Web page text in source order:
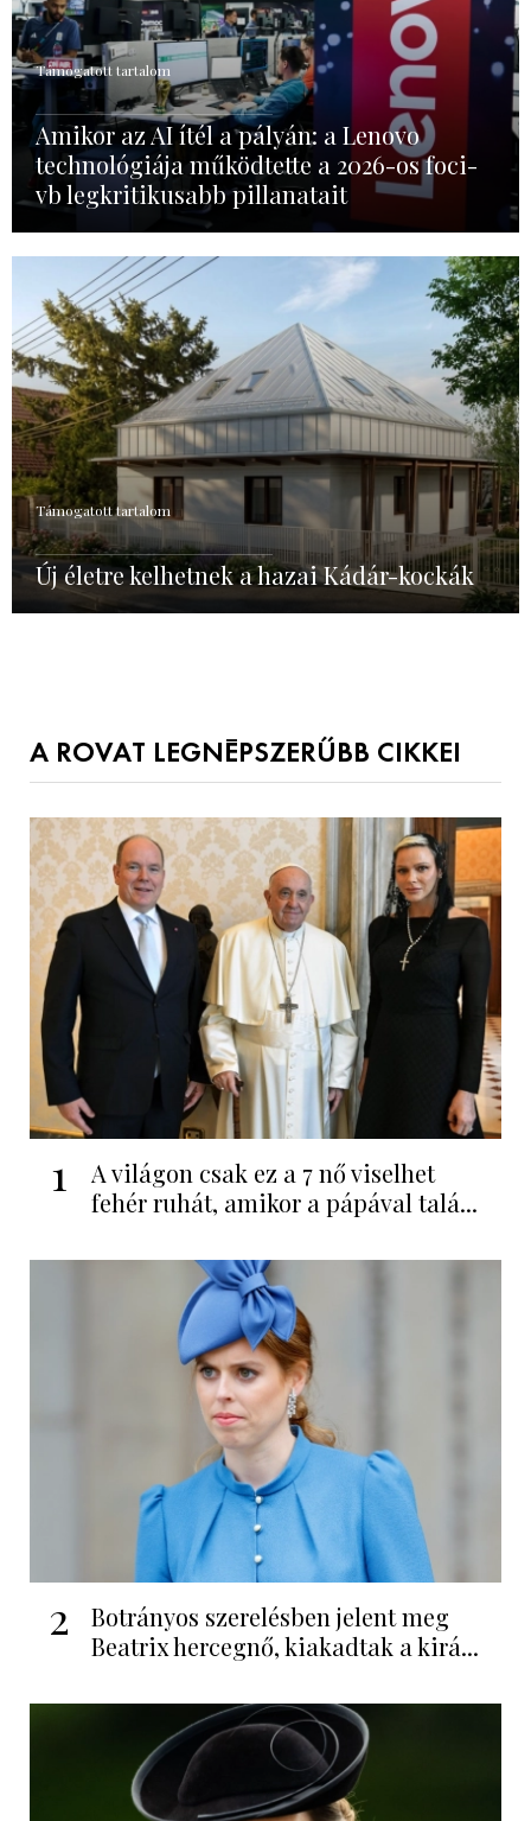
Támogatott tartalom
Amikor az AI ítél a pályán: a Lenovo
technológiája működtette a 2026-os foci-
vb legkritikusabb pillanatait
Támogatott tartalom
Új életre kelhetnek a hazai Kádár-kockák
A ROVAT LEGNÉPSZERŰBB CIKKEI
1
A világon csak ez a 7 nő viselhet
fehér ruhát, amikor a pápával talá...
2
Botrányos szerelésben jelent meg
Beatrix hercegnő, kiakadtak a kirá...